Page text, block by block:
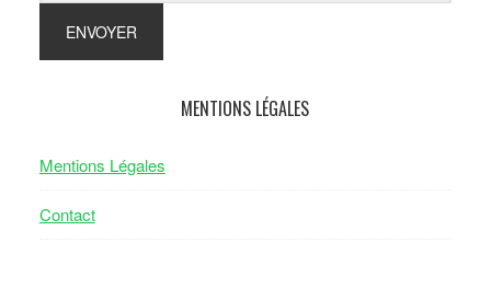
MENTIONS LÉGALES
Mentions Légales
Contact